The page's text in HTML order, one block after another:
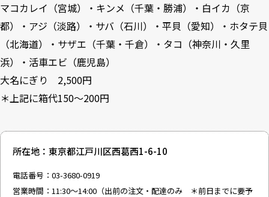
マコカレイ（宮城）・キンメ（千葉・勝浦）・白イカ（京
都）・アジ（淡路）・サバ（石川）・平貝（愛知）・ホタテ貝
（北海道）・サザエ（千葉・千倉）・タコ（神奈川・久里
浜）・活車エビ（鹿児島）
大名にぎり 2,500円
＊上記に箱代150～200円
所在地：東京都江戸川区西葛西1-6-10
電話番号：03-3680-0919
営業時間：11:30～14:00（出前の注文・配達のみ ＊前日までに要予